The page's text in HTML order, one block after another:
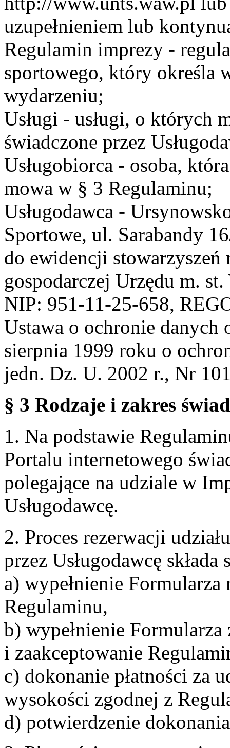
uzupełnieniem lub
Regulamin imprezy -
sportowego, który określa
wydarzeniu;
Usługi - usługi, o których
świadczone przez
Usługobiorca - osoba,
mowa w § 3 Regulaminu;
Usługodawca -
Sportowe, ul. Sarabandy
do ewidencji stowarzyszeń
gospodarczej Urzędu m.
NIP: 951-11-25-658,
Ustawa o ochronie danych
sierpnia 1999 roku o
jedn. Dz. U. 2002 r., Nr
§ 3 Rodzaje i zakres
1. Na podstawie
Portalu internetowego
polegające na udziale w
Usługodawcę.
2. Proces rezerwacji
przez Usługodawcę
a) wypełnienie
Regulaminu,
b) wypełnienie Formularza
i zaakceptowanie
c) dokonanie płatności za
wysokości zgodnej z
d) potwierdzenie